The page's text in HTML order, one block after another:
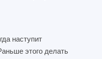
наступит
этого делать